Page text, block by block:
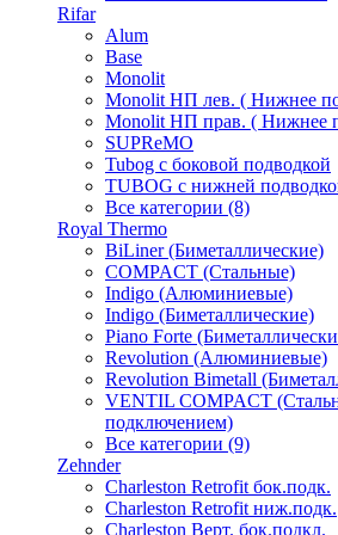
Rifar
Alum
Base
Monolit
Monolit НП лев. ( Нижнее
Monolit НП прав. ( Нижнее
SUPReMO
Tubog с боковой подводкой
TUBOG с нижней
Все категории (8)
Royal Thermo
BiLiner (Биметаллические)
COMPACT (Стальные)
Indigo (Алюминиевые)
Indigo (Биметаллические)
Piano Forte
Revolution (Алюминиевые)
Revolution Bimetall
VENTIL COMPACT
подключением)
Все категории (9)
Zehnder
Charleston Retrofit бок.подк.
Charleston Retrofit ниж.подк.
Charleston Верт. бок.подкл.